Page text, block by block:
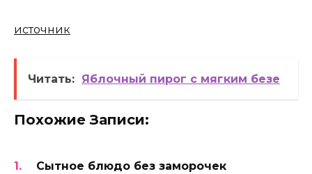
источник
Читать: Яблочный пирог с мягким безе
Похожие Записи:
Сытное блюдо без заморочек